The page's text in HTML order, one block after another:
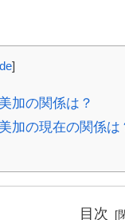
]
加の関係は？
加の現在の関係は
目次